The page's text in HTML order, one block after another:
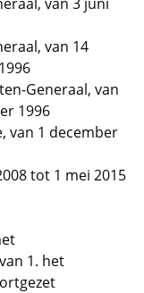
van 14
Generaal, van
1996
van 1 december
tot 1 mei 2015
1. het